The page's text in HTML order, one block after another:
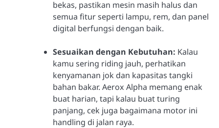
bekas, pastikan mesin masih halus dan
semua fitur seperti lampu, rem, dan panel
digital berfungsi dengan baik.
Sesuaikan dengan Kebutuhan: Kalau
kamu sering riding jauh, perhatikan
kenyamanan jok dan kapasitas tangki
bahan bakar. Aerox Alpha memang enak
buat harian, tapi kalau buat turing
panjang, cek juga bagaimana motor ini
handling di jalan raya.